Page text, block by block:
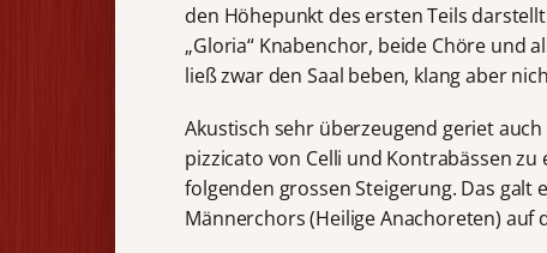
den Höhepunkt des ersten Teils
„Gloria“ Knabenchor, beide Chöre und
ließ zwar den Saal beben, klang aber
Akustisch sehr überzeugend geriet
pizzicato von Celli und Kontrabässen
folgenden grossen Steigerung. Das
Männerchors (Heilige Anachoreten) auf